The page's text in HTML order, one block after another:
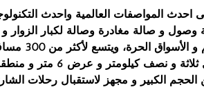
16 كم مربع وعلى احدث المواصفات العالمية واحدث
وصول و صالة مغادرة وصالة لكبار الزوار
الجوازات و
يحتوي المطار علي مدرج رئيسي بطول ثلاثة و نصف
من 8 طائرات من الحجم الكبير و مجهز لاستقبال رحلات